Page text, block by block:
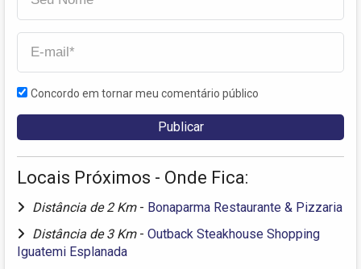
Concordo em tornar meu comentário público
Locais Próximos - Onde Fica:
Distância de 2 Km - Bonaparma Restaurante & Pizzaria
Distância de 3 Km - Outback Steakhouse Shopping
Iguatemi Esplanada